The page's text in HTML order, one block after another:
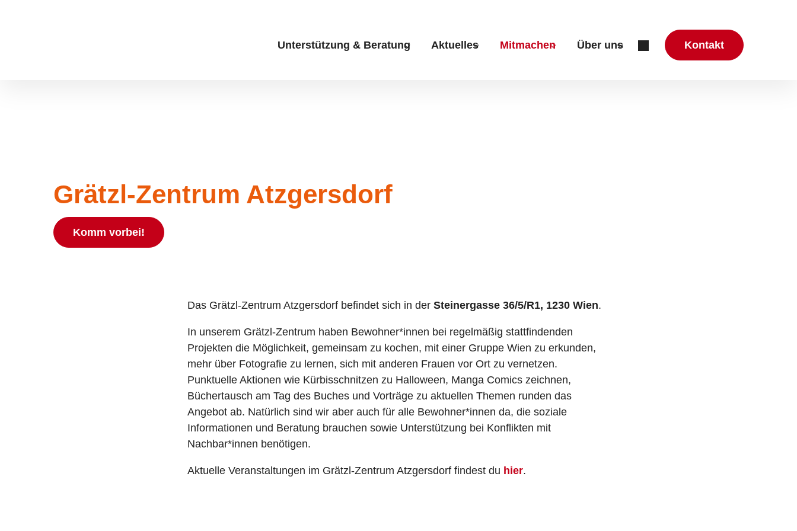
Unterstützung & Beratung
Submenu for "Unterstützung & Beratung"
Aktuelles
Submenu for "Aktuelles"
Mitmachen
Submenu for "Mitmachen"
Über uns
Submenu for "Über uns"
Kontakt
Grätzl-Zentrum Atzgersdorf
Komm vorbei!
Das Grätzl-Zentrum Atzgersdorf befindet sich in der Steinergasse 36/5/R1, 1230 Wien.
In unserem Grätzl-Zentrum haben Bewohner*innen bei regelmäßig stattfindenden
Projekten die Möglichkeit, gemeinsam zu kochen, mit einer Gruppe Wien zu erkunden,
mehr über Fotografie zu lernen, sich mit anderen Frauen vor Ort zu vernetzen.
Punktuelle Aktionen wie Kürbisschnitzen zu Halloween, Manga Comics zeichnen,
Büchertausch am Tag des Buches und Vorträge zu aktuellen Themen runden das
Angebot ab. Natürlich sind wir aber auch für alle Bewohner*innen da, die soziale
Informationen und Beratung brauchen sowie Unterstützung bei Konflikten mit
Nachbar*innen benötigen.
Aktuelle Veranstaltungen im Grätzl-Zentrum Atzgersdorf findest du hier.